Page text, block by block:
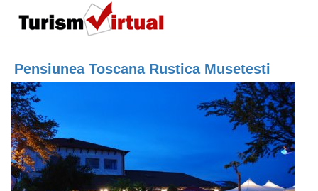
Pensiunea Toscana Rustica Musetesti